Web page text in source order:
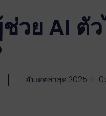
วย AI ตั
อัปเดตล่าสุด 2025-11-